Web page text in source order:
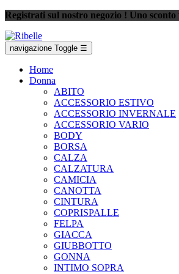
Registrati sul nostro negozio ! Uno
navigazione Toggle ☰
Home
Donna
ABITO
ACCESSORIO ESTIVO
ACCESSORIO INVERNALE
ACCESSORIO VARIO
BODY
BORSA
CALZA
CALZATURA
CAMICIA
CANOTTA
CINTURA
COPRISPALLE
FELPA
GIACCA
GIUBBOTTO
GONNA
INTIMO SOPRA